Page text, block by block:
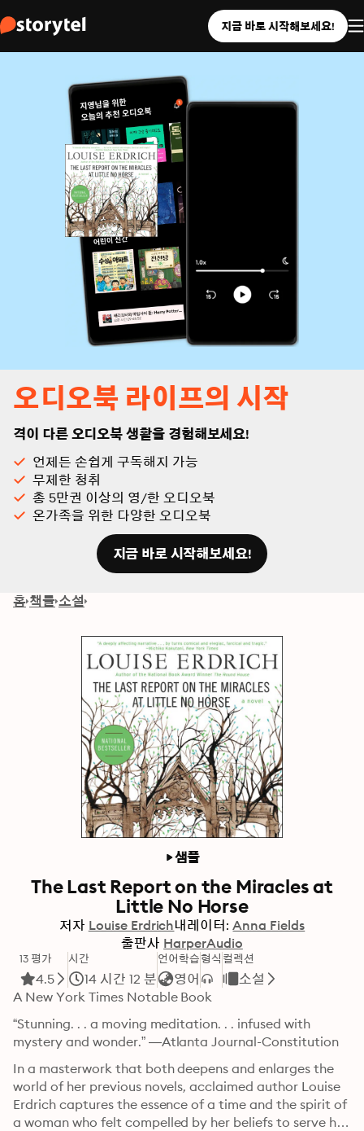
지금 바로 시작해보세요!
오디오북 라이프의 시작
격이 다른 오디오북 생활을 경험해보세요!
언제든 손쉽게 구독해지 가능
무제한 청취
총 5만권 이상의 영/한 오디오북
온가족을 위한 다양한 오디오북
지금 바로 시작해보세요!
홈 책들 소설
샘플
The Last Report on the Miracles at
Little No Horse
저자 Louise Erdrich내레이터: Anna Fields
출판사 HarperAudio
13 평가
4.5
시간
14 시간 12 분
언어학습
영어
형식 컬렉션
소설
A New York Times Notable Book
“Stunning. . . a moving meditation. . . infused with
mystery and wonder.” —Atlanta Journal-Constitution
In a masterwork that both deepens and enlarges the
world of her previous novels, acclaimed author Louise
Erdrich captures the essence of a time and the spirit of
a woman who felt compelled by her beliefs to serve her